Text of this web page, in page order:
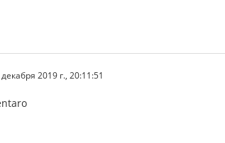
2019 г., 20:11:51